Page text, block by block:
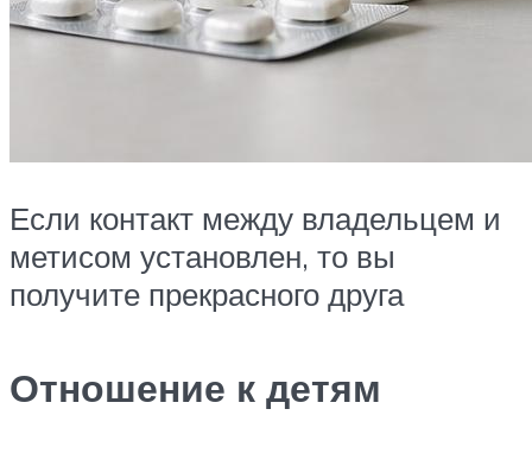
Если контакт между владельцем и
метисом установлен, то вы
получите прекрасного друга
Отношение к детям